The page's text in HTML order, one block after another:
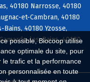
possible, Biocoop utilise
optimale du site, pour
le trafic et la performance
personnalisée en toute
40180 Narrosse, 40180
et-Cambran, 40180
40180 Yzosse,
les-Bains, 40180